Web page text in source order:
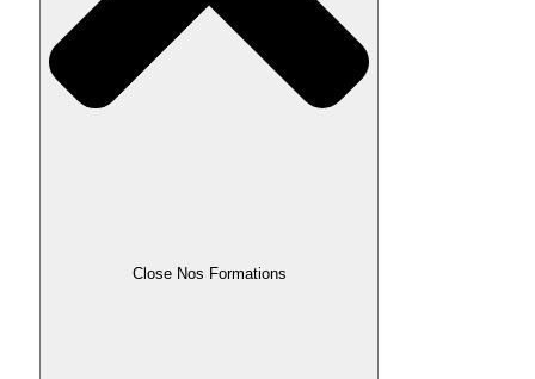
Close Nos Formations